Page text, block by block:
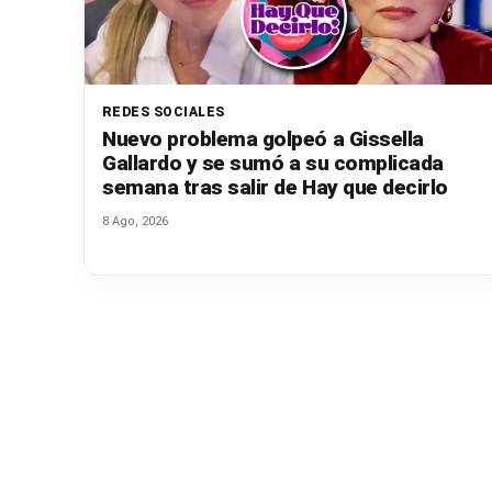
REDES SOCIALES
Nuevo problema golpeó a Gissella
Gallardo y se sumó a su complicada
semana tras salir de Hay que decirlo
8 Ago, 2026